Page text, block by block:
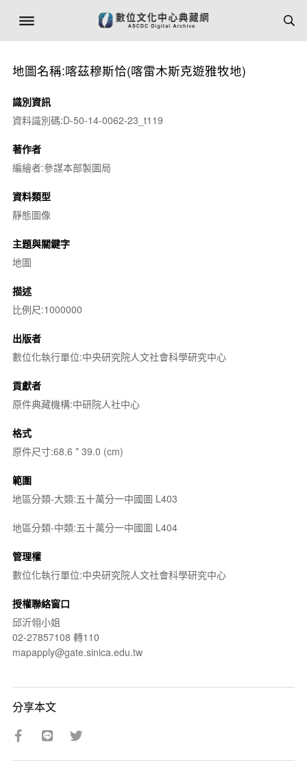
地圖名稱:喀茲穆斯恰(喀雷木斯克遊雅牧地)
識別資訊
資料識別碼:D-50-14-0062-23_t119
著作者
編繪者:參謀本部製圖局
資料類型
靜態圖像
主題與關鍵字
地圖
描述
比例尺:1000000
出版者
數位化執行單位:中央研究院人文社會科學研究中心
貢獻者
原件典藏機構:中研院人社中心
格式
原件尺寸:68.6 * 39.0 (cm)
範圍
地區分類-大類:五十萬分一中國圖 L403
地區分類-中類:五十萬分一中國圖 L404
管理權
數位化執行單位:中央研究院人文社會科學研究中心
授權聯絡窗口
邱沂翎小姐
02-27857108 轉110
mapapply@gate.sinica.edu.tw
分享本文